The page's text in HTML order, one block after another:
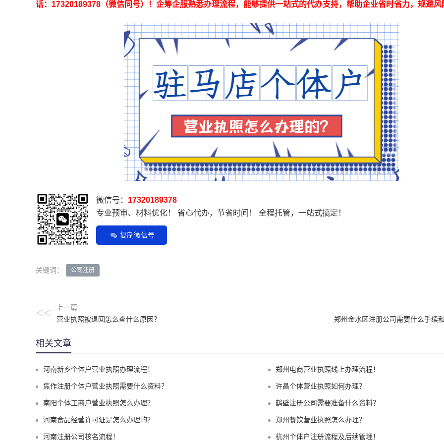
话：17320189378（微信同号）！企筹企服熟悉办理流程，能够提供一站式的代办支持，帮助企业省时省力，规避风
微信号： 17320189378
专业预审、材料优化！ 省心代办，节省时间！ 全程托管，一站式搞定！
复制微信号
关键词： 公司注册
<<
上一篇
营业执照被退回怎么查什么原因？
郑州金水区注册公司需要什么手续
相关文章
河南新乡个体户营业执照办理流程！ 郑州电商营业执照线上办理流程！
焦作注册个体户营业执照需要什么资料？ 许昌个体营业执照如何办理？
南阳个体工商户营业执照怎么办理？ 鹤壁注册公司需要准备什么资料？
河南食品经营许可证是怎么办理的？ 郑州餐饮营业执照怎么办理？
河南注册公司核名流程！ 杭州个体户注册流程及后续管理！